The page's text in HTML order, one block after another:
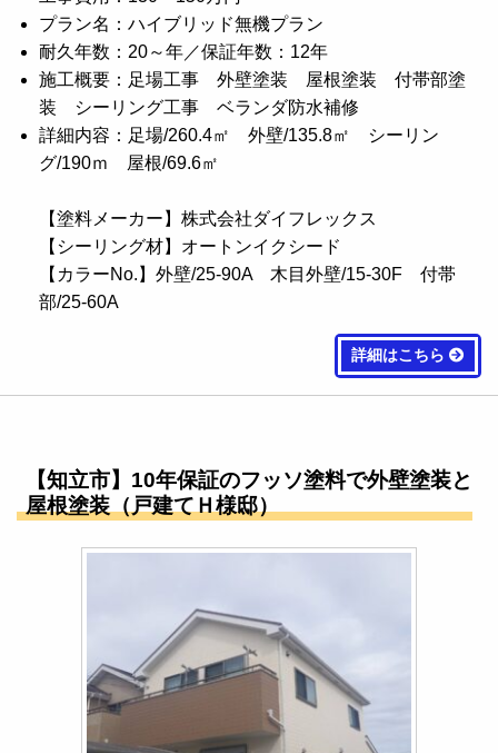
プラン名：ハイブリッド無機プラン
耐久年数：20～年／保証年数：12年
施工概要：足場工事 外壁塗装 屋根塗装 付帯部塗
装 シーリング工事 ベランダ防水補修
詳細内容：足場/260.4㎡ 外壁/135.8㎡ シーリン
グ/190ｍ 屋根/69.6㎡
【塗料メーカー】株式会社ダイフレックス
【シーリング材】オートンイクシード
【カラーNo.】外壁/25-90A 木目外壁/15-30F 付帯
部/25-60A
詳細はこちら
【知立市】10年保証のフッソ塗料で外壁塗装と
屋根塗装（戸建てＨ様邸）